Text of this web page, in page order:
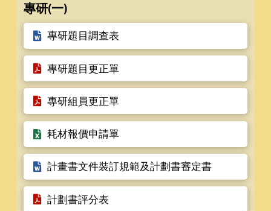
專研(一)
專研題目調查表
專研題目更正單
專研組員更正單
耗材報價申請單
計畫書文件裝訂規範及計劃書審定書
計劃書評分表